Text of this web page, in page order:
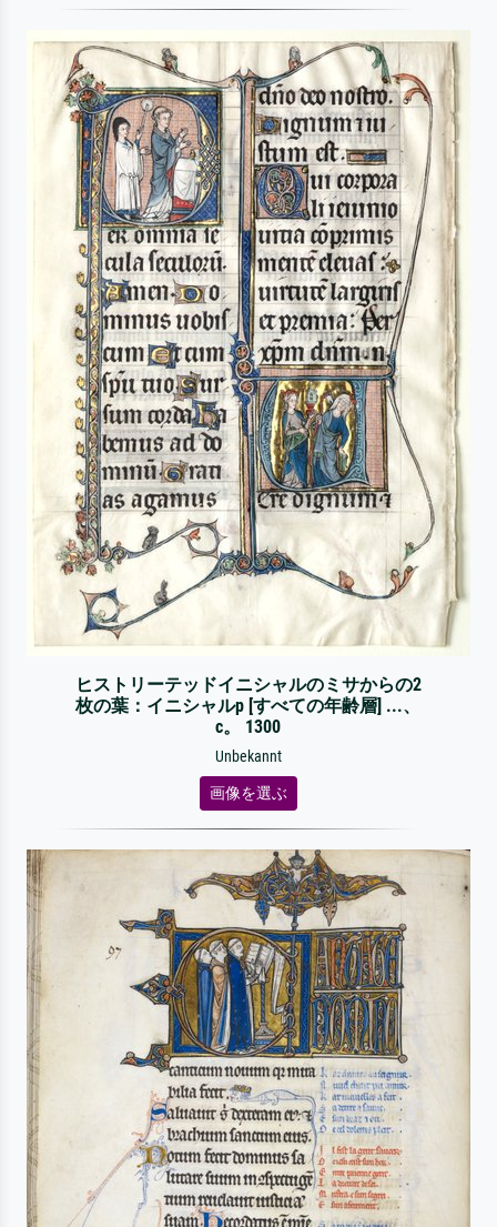
ヒストリーテッドイニシャルのミサからの2
枚の葉：イニシャルp [すべての年齢層] ...、
c。 1300
Unbekannt
画像を選ぶ